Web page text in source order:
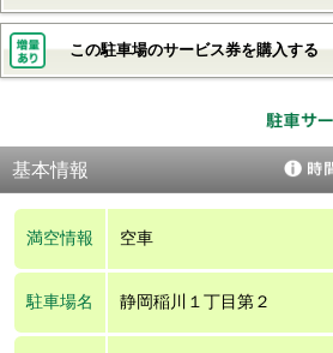
この駐車場のサービス券を購入する
基本情報
満空情報 空車
駐車場名 静岡稲川１丁目第２